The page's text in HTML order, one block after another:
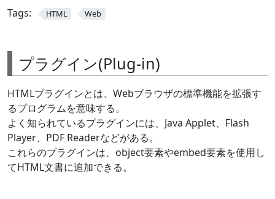
Tags: HTML Web
プラグイン(Plug-in)
HTMLプラグインとは、Webブラウザの標準機能を拡張す
るプログラムを意味する。
よく知られているプラグインには、Java Applet、Flash
Player、PDF Readerなどがある。
これらのプラグインは、object要素やembed要素を使用し
てHTML文書に追加できる。